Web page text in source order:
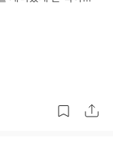
다.
난것 같아
면 앞으로 그
해본다. 비행기
나오면
기가 시작된다. 시
아버지 박윤의 과거
도 달라질만